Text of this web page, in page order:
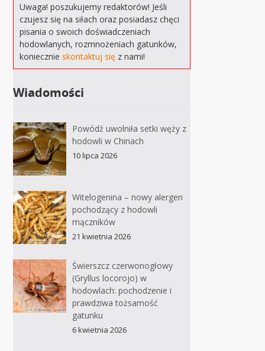
Uwaga! poszukujemy redaktorów! Jeśli
czujesz się na siłach oraz posiadasz chęci
pisania o swoich doświadczeniach
hodowlanych, rozmnożeniach gatunków,
koniecznieskontaktuj się z nami!
Wiadomości
Powódź uwolniła setki węży z
hodowli w Chinach
10 lipca 2026
Witelogenina – nowy alergen
pochodzący z hodowli
mączników
21 kwietnia 2026
Świerszcz czerwonogłowy
(Gryllus locorojo) w
hodowlach: pochodzenie i
prawdziwa tożsamość
gatunku
6 kwietnia 2026